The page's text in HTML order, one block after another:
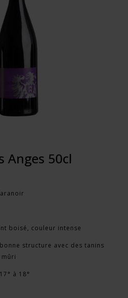
Anges 50cl
boisé, couleur intense
structure avec des tanins
à 18°